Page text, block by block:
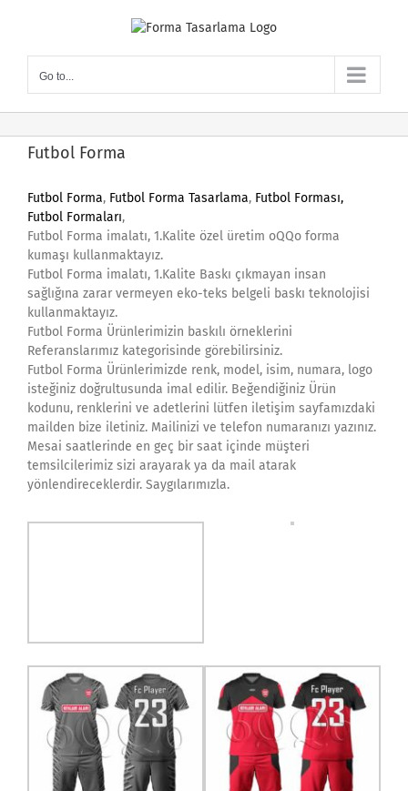
Go to...
Futbol Forma
Futbol Forma, Futbol Forma Tasarlama, Futbol Forması,
Futbol Formaları,
Futbol Forma imalatı, 1.Kalite özel üretim oQQo forma
kumaşı kullanmaktayız.
Futbol Forma imalatı, 1.Kalite Baskı çıkmayan insan
sağlığına zarar vermeyen eko-teks belgeli baskı teknolojisi
kullanmaktayız.
Futbol Forma Ürünlerimizin baskılı örneklerini
Referanslarımız kategorisinde görebilirsiniz.
Futbol Forma Ürünlerimizde renk, model, isim, numara, logo
isteğiniz doğrultusunda imal edilir. Beğendiğiniz Ürün
kodunu, renklerini ve adetlerini lütfen iletişim sayfamızdaki
mailden bize iletiniz. Mailinizi ve telefon numaranızı yazınız.
Mesai saatlerinde en geç bir saat içinde müşteri
temsilcilerimiz sizi arayarak ya da mail atarak
yönlendireceklerdir. Saygılarımızla.